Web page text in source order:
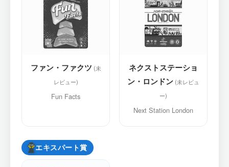
ファン・ファクツ
Fun Facts
ネクストステーショ
ン・ロンドン
Next Station London
エキスパート賞